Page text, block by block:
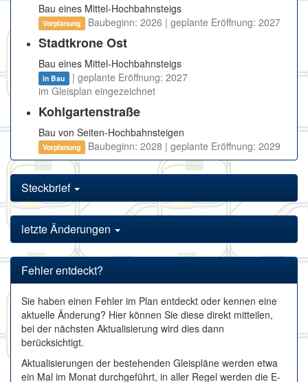
Bau eines Mittel-Hochbahnsteigs
Vorplanung Baubeginn: 2026 | geplante Eröffnung: 2027
Stadtkrone Ost
Bau eines Mittel-Hochbahnsteigs
in Bau
| geplante Eröffnung: 2027
im Gleisplan eingezeichnet
Kohlgartenstraße
Bau von Seiten-Hochbahnsteigen
Vorplanung Baubeginn: 2028 | geplante Eröffnung: 2029
Steckbrief
letzte Änderungen
Fehler entdeckt?
Sie haben einen Fehler im Plan entdeckt oder kennen eine
aktuelle Änderung? Hier können Sie diese direkt mitteilen,
bei der nächsten Aktualisierung wird dies dann
berücksichtigt.
Aktualisierungen der bestehenden Gleispläne werden etwa
ein Mal im Monat durchgeführt, in aller Regel werden die E-